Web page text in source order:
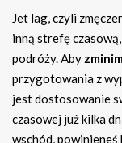
Jet lag, czyli
inną strefę
podróży. Aby
przygotowania z
jest dostosowanie
czasowej już kilka
wschód, powinieneś